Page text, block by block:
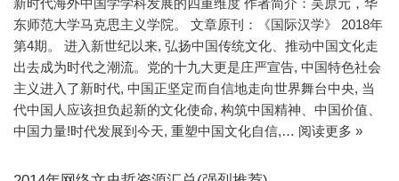
新时代海外中国学学科发展的四重维度 作者简介：吴原元，华
东师范大学马克思主义学院。 文章原刊：《国际汉学》 2018年
第4期。 进入新世纪以来, 弘扬中国传统文化、推动中国文化走
出去成为时代之潮流。党的十九大更是庄严宣告, 中国特色社会
主义进入了新时代, 中国正坚定而自信地走向世界舞台中央, 当
代中国人应该担负起新的文化使命, 构筑中国精神、中国价值、
中国力量!时代发展到今天, 重塑中国文化自信,… 阅读更多 »